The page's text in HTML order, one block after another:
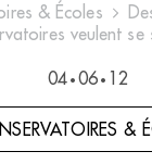
& Écoles
veulent se
04 • 06 • 12
&